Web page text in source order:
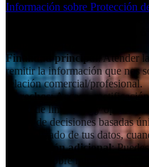
Información sobre Protección
: Social11 SL
Dirección: Independencia 19,
Finalidad principal
: Atender
remitir la información que nos
relación comercial/profesional.
Derechos: Acceso,
datos, de limitación y
objeto de decisiones basadas
automatizado de tus datos,
Información adicional:
detallada sobre nuestra Política